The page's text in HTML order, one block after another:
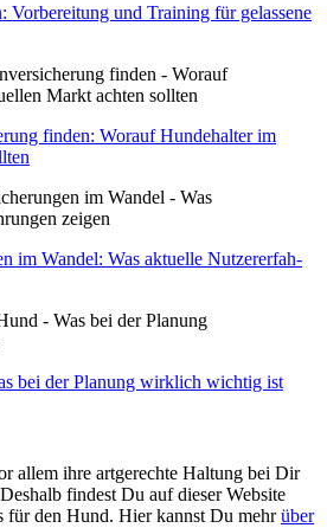
Vor­be­rei­tung und Trai­ning für gelas­se­ne
fin­den: Wor­auf Hun­de­hal­ter im
im Wan­del: Was aktu­el­le Nut­zer­er­fah­
bei der Pla­nung wirk­lich wich­tig ist
allem ihre artgerechte Haltung bei Dir
findest Du auf dieser Website
für den Hund. Hier kannst Du mehrüber